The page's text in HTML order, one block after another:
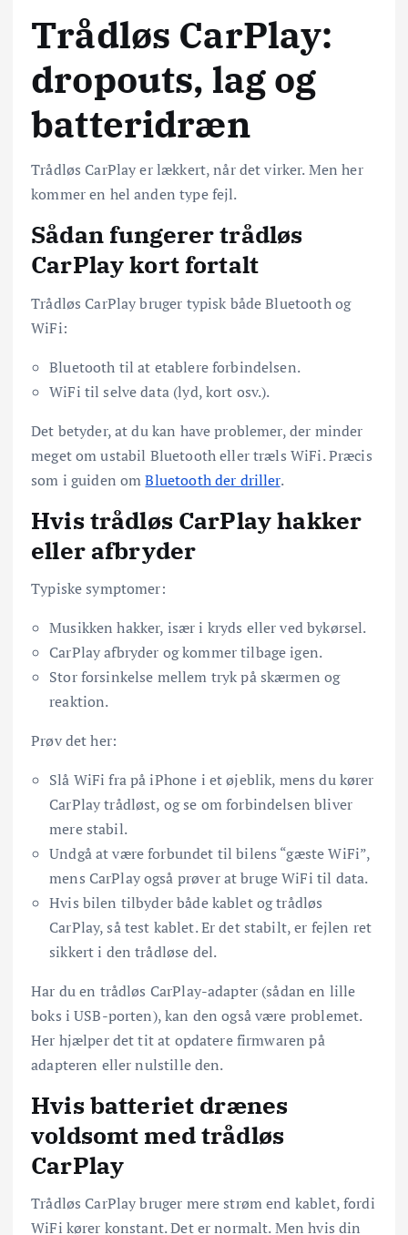
Trådløs CarPlay:
dropouts, lag og
batteridræn
Trådløs CarPlay er lækkert, når det virker. Men her
kommer en hel anden type fejl.
Sådan fungerer trådløs
CarPlay kort fortalt
Trådløs CarPlay bruger typisk både Bluetooth og
WiFi:
Bluetooth til at etablere forbindelsen.
WiFi til selve data (lyd, kort osv.).
Det betyder, at du kan have problemer, der minder
meget om ustabil Bluetooth eller træls WiFi. Præcis
som i guiden omBluetooth der driller.
Hvis trådløs CarPlay hakker
eller afbryder
Typiske symptomer:
Musikken hakker, især i kryds eller ved bykørsel.
CarPlay afbryder og kommer tilbage igen.
Stor forsinkelse mellem tryk på skærmen og
reaktion.
Prøv det her:
Slå WiFi fra på iPhone i et øjeblik, mens du kører
CarPlay trådløst, og se om forbindelsen bliver
mere stabil.
Undgå at være forbundet til bilens “gæste WiFi”,
mens CarPlay også prøver at bruge WiFi til data.
Hvis bilen tilbyder både kablet og trådløs
CarPlay, så test kablet. Er det stabilt, er fejlen ret
sikkert i den trådløse del.
Har du en trådløs CarPlay-adapter (sådan en lille
boks i USB-porten), kan den også være problemet.
Her hjælper det tit at opdatere firmwaren på
adapteren eller nulstille den.
Hvis batteriet drænes
voldsomt med trådløs
CarPlay
Trådløs CarPlay bruger mere strøm end kablet, fordi
WiFi kører konstant. Det er normalt. Men hvis din